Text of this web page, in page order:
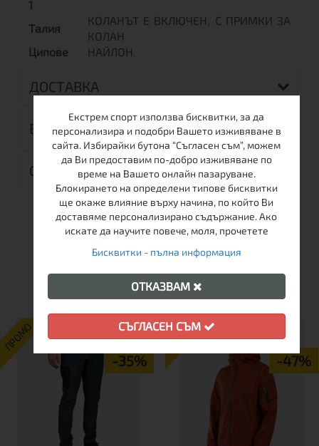
1
Талия
КОЛАНЪТ Е ВКЛЮЧЕН, С ПРИМКИ ЗА
КОЛАН
Ципове
НАЙЛОН
ДОСТАВКА
ВРЪЩАНЕ
ОТЗИВИ (0)
ОЩЕ ОТ ТАЗИ МАРКА
ПРОМО
-35%
ПРОМО
-47%
Екстрем спорт използва бисквитки, за да
персонализира и подобри Вашето изживяване в
сайта. Избирайки бутона “Съгласен съм”, можем
да Ви предоставим по-добро изживяване по
време на Вашето онлайн пазаруване.
Блокирането на определени типове бисквитки
ще окаже влияние върху начина, по който Ви
доставяме персонализирано съдържание. Ако
искате да научите повече, моля, прочетете
Бисквитки - пълна информация
ОТКАЗВАМ
СЪГЛАСЕН СЪМ